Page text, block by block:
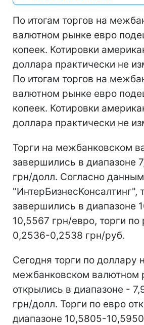
По итогам торгов на
валютном рынке евро
копеек. Котировки
доллара практически не
По итогам торгов на
валютном рынке евро
копеек. Котировки
доллара практически не
Торги на межбанковском
завершились в диапазоне
грн/долл. Согласно
"ИнтерБизнесКонсалтинг",
завершились в диапазоне
10,5567 грн/евро, торги
0,2536-0,2538 грн/руб.
Сегодня торги по доллару
межбанковском валютном
открылись в диапазоне -
грн/долл. Торги по евро
диапазоне 10,5805-